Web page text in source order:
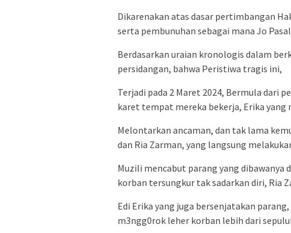
Dikarenakan atas dasar pertimbangan
serta pembunuhan sebagai mana Jo Pasal
Berdasarkan uraian kronologis dalam
persidangan, bahwa ‎Peristiwa tragis ini,
Terjadi pada 2 Maret 2024, Bermula dari
karet tempat mereka bekerja, Erika
Melontarkan ancaman, dan tak lama
dan Ria Zarman, yang langsung
Muzili mencabut parang yang dibawanya
korban tersungkur tak sadarkan diri, Ria
Edi Erika yang juga bersenjatakan
m3ngg0rok leher korban lebih dari